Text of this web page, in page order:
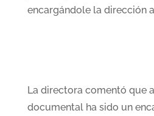
encargándole la dirección a
La directora comentó que
documental ha sido un